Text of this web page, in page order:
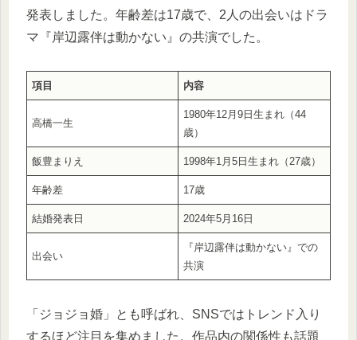
発表しました。年齢差は17歳で、2人の出会いはドラ
マ『岸辺露伴は動かない』の共演でした。
項目 内容
高橋一生
1980年12月9日生まれ（44
歳）
飯豊まりえ 1998年1月5日生まれ（27歳）
年齢差 17歳
結婚発表日 2024年5月16日
出会い
『岸辺露伴は動かない』での
共演
「ジョジョ婚」とも呼ばれ、SNSではトレンド入り
するほど注目を集めました。作品内の関係性も話題